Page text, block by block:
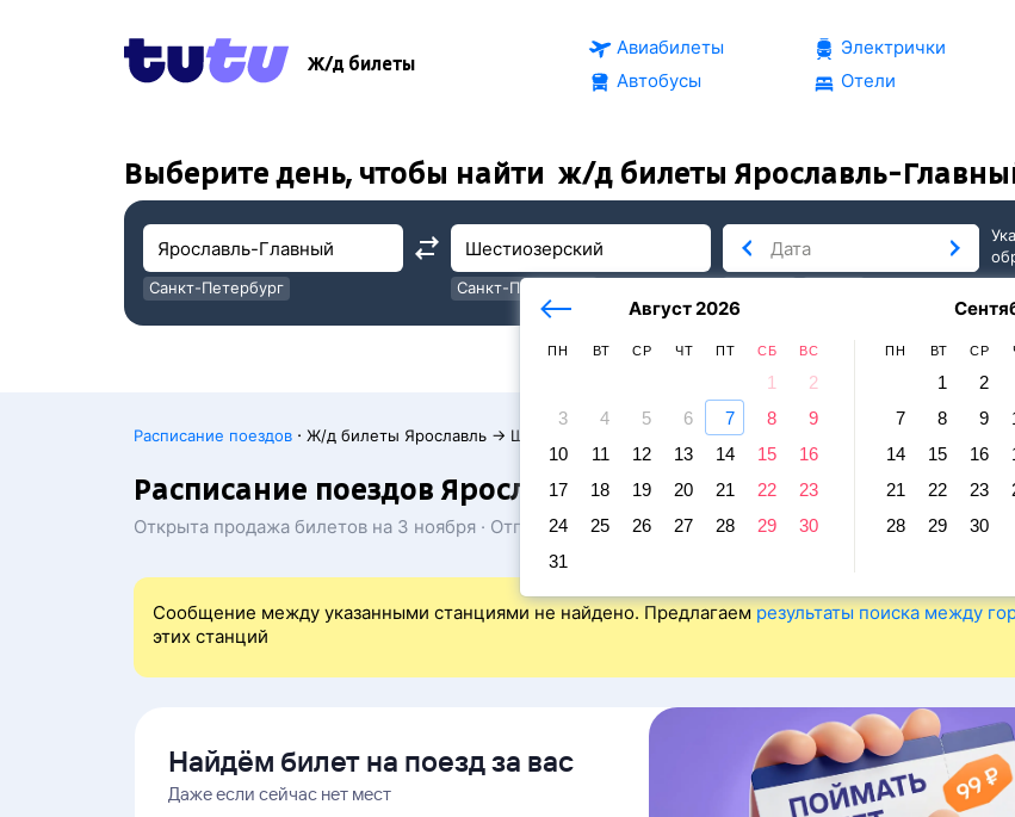
Ж/д билеты
Авиабилеты
Автобусы
Электрички
Отели
Выберите день, чтобы найти ж/д билеты Ярославль-
Санкт-Петербург
Санкт-Петербург
Август 2026
ПН ВТ СР ЧТ ПТ СБ ВС
1
2
3
4 5 6 7 8
9
10
11 12 13 14 15
16
17
18 19 20 21 22
23
24
25 26 27 28 29
30
31
ПН ВТ СР
1 2
7
8 9
14
15 16
21
22 23
28
29 30
послезавтра
Расписание поездов · Ж/д билеты Ярославль → Шестиозерский
Расписание поездов Ярославль-Главный — Шестиозерский
Открыта продажа билетов на 3 ноября · Отправление и прибытие по местному времени. Цены за 1
Сообщение между указанными станциями не найдено. Предлагаем результаты поиска между
этих станций
Найдём билет на поезд за вас
Даже если сейчас нет мест